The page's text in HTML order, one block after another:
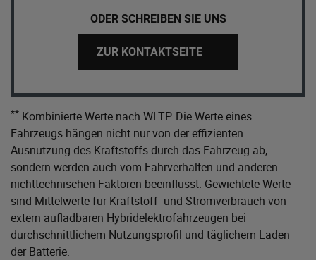
ODER SCHREIBEN SIE UNS
ZUR KONTAKTSEITE
** Kombinierte Werte nach WLTP. Die Werte eines
Fahrzeugs hängen nicht nur von der effizienten
Ausnutzung des Kraftstoffs durch das Fahrzeug ab,
sondern werden auch vom Fahrverhalten und anderen
nichttechnischen Faktoren beeinflusst. Gewichtete Werte
sind Mittelwerte für Kraftstoff- und Stromverbrauch von
extern aufladbaren Hybridelektrofahrzeugen bei
durchschnittlichem Nutzungsprofil und täglichem Laden
der Batterie.